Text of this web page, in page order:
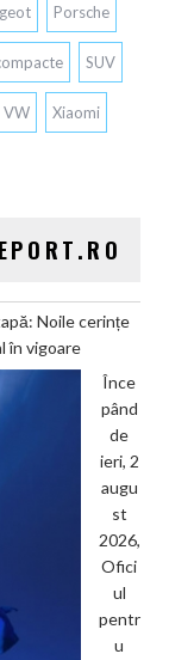
Porsche
SUV
VW Xiaomi
Noile cerințe
în vigoare
Înce
pând
de
ieri, 2
augu
st
2026,
Ofici
ul
pentr
u